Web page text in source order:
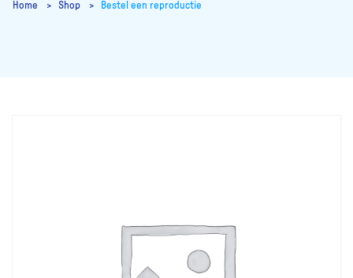
Home Shop Bestel een reproductie